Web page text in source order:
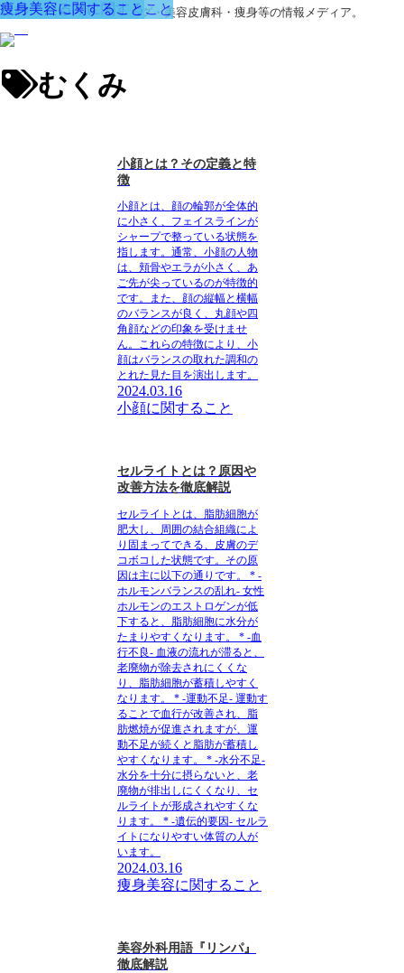
美容外科・アンチエイジング・美容皮膚科・痩身等の情報メディア。
むくみ
小顔に関すること
小顔とは？その定義と特
徴
小顔とは、顔の輪郭が全体的
に小さく、フェイスラインが
シャープで整っている状態を
指します。通常、小顔の人物
は、頬骨やエラが小さく、あ
ご先が尖っているのが特徴的
です。また、顔の縦幅と横幅
のバランスが良く、丸顔や四
角顔などの印象を受けませ
ん。これらの特徴により、小
顔はバランスの取れた調和の
とれた見た目を演出します。
2024.03.16
小顔に関すること
痩身美容に関すること
セルライトとは？原因や
改善方法を徹底解説
セルライトとは、脂肪細胞が
肥大し、周囲の結合組織によ
り固まってできる、皮膚のデ
コボコした状態です。その原
因は主に以下の通りです。 * -
ホルモンバランスの乱れ- 女性
ホルモンのエストロゲンが低
下すると、脂肪細胞に水分が
たまりやすくなります。 * -血
行不良- 血液の流れが滞ると、
老廃物が除去されにくくな
り、脂肪細胞が蓄積しやすく
なります。 * -運動不足- 運動す
ることで血行が改善され、脂
肪燃焼が促進されますが、運
動不足が続くと脂肪が蓄積し
やすくなります。 * -水分不足-
水分を十分に摂らないと、老
廃物が排出しにくくなり、セ
ルライトが形成されやすくな
ります。 * -遺伝的要因- セルラ
イトになりやすい体質の人が
います。
2024.03.16
痩身美容に関すること
しわ・たるみに関すること
美容外科用語『リンパ』
徹底解説
痩身美容に関すること